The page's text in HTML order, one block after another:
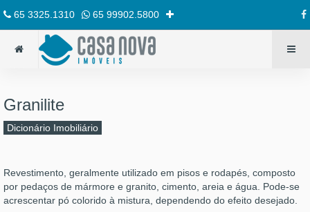
65 3325.1310 65 99902.5800
Granilite
Dicionário Imobiliário
Revestimento, geralmente utilizado em pisos e rodapés, composto
por pedaços de mármore e granito, cimento, areia e água. Pode-se
acrescentar pó colorido à mistura, dependendo do efeito desejado.